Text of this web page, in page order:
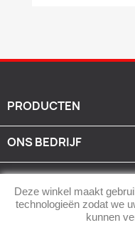
PRODUCTEN
ONS BEDRIJF
UW ACCOUNT
WINKEL INFORMATIE
Deze winkel maakt
technologieën zodat we
kunnen